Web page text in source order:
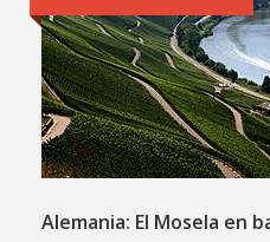
Alemania: El Mosela en